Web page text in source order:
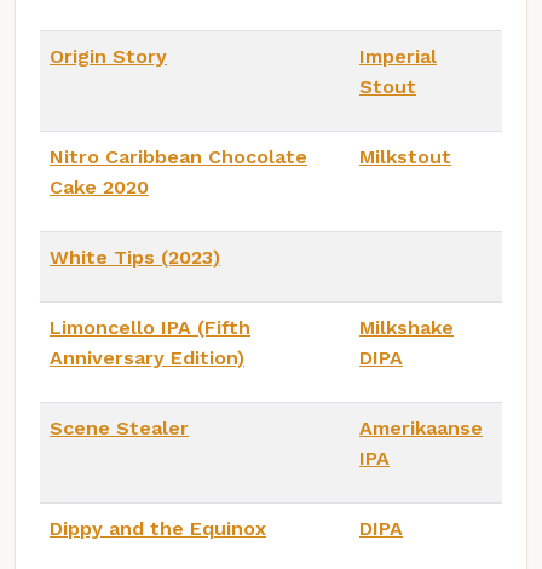
Origin Story
Imperial
Stout
Nitro Caribbean Chocolate
Cake 2020
Milkstout
White Tips (2023)
Limoncello IPA (Fifth
Anniversary Edition)
Milkshake
DIPA
Scene Stealer
Amerikaanse
IPA
Dippy and the Equinox DIPA